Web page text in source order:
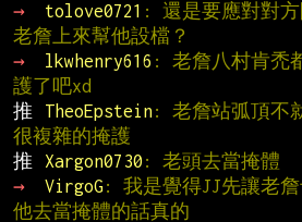
→
tolove0721 : 還是要應對對
老詹上來幫他設檔？
→
lkwhenry616 : 老詹八村肯禿
護了吧xd
推
TheoEpstein: 老詹站弧頂不
很複雜的掩護
推
Xargon0730 : 老頭去當掩體
→
VirgoG: 我是覺得JJ先讓老
他去當掩體的話真的